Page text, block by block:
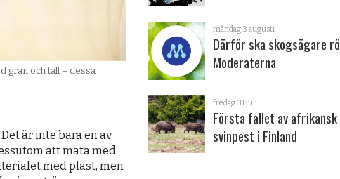
gran och tall – dessa
är inte bara en av
att mata med
med plast, men
måndag 3 augusti
Därför ska skogsägare
Moderaterna
fredag 31 juli
Första fallet av afrikansk
svinpest i Finland